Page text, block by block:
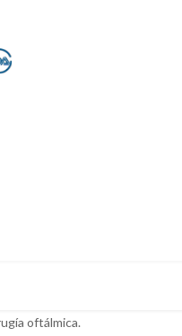
oftálmica.